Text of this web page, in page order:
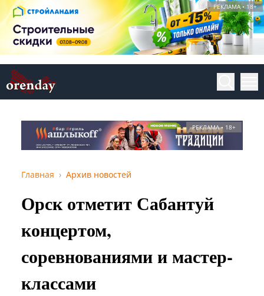
РЕКЛАМА • 18+
РЕКЛАМА • 18+
Главная Архив новостей
Орск отметит Сабантуй
концертом,
соревнованиями и мастер-
классами